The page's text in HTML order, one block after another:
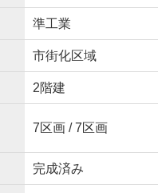
準工業
市街化区域
2階建
7区画 / 7区画
完成済み